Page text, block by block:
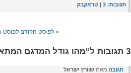
תגובות:
| טראקבק
«לפוסט הקודם לפוסט
3 תגובות ל“מהו גודל המדגם המתאים?”
תגובה מאת שוורץ ישראל